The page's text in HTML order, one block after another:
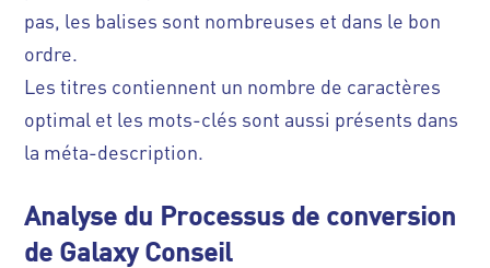
pas, les balises sont nombreuses et dans le bon
ordre.
Les titres contiennent un nombre de caractères
optimal et les mots-clés sont aussi présents dans
la méta-description.
Analyse du Processus de conversion
de Galaxy Conseil